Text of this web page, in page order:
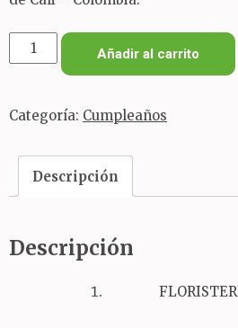
arreglo
girasoles
Añadir al carrito
Categoría: Cumpleaños
Descripción
Descripción